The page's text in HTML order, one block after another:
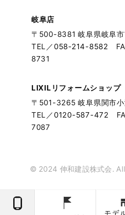
2023年8月
2023年7月
2023年6月
2023年5月
岐阜店
〒500-8381 岐阜県岐阜
TEL／ 058-214-8582
8731
LIXILリフォームショップ
〒501-3265 岐阜県関市
TEL／ 0120-587-472
7087
© 2024 伸和建設株式会.